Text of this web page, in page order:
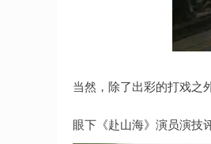
当然，除了出彩的打戏之
眼下《赴山海》演员演